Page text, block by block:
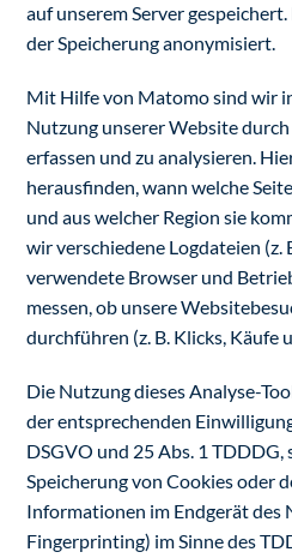
auf unserem Server
der Speicherung anonymisiert.
Mit Hilfe von Matomo sind wir
Nutzung unserer Website
erfassen und zu analysieren.
herausfinden, wann welche
und aus welcher Region sie
wir verschiedene Logdateien (z.
verwendete Browser und
messen, ob unsere
durchführen (z. B. Klicks, Käufe
Die Nutzung dieses Analyse-
der entsprechenden
DSGVO und 25 Abs. 1
Speicherung von Cookies oder
Informationen im Endgerät des
Fingerprinting) im Sinne des